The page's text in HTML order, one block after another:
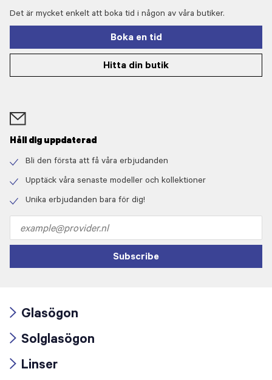
Det är mycket enkelt att boka tid i någon av våra butiker.
Boka en tid
Hitta din butik
Håll dig uppdaterad
icon
Bli den första att få våra erbjudanden
icon
Upptäck våra senaste modeller och kollektioner
Unika erbjudanden bara för dig!
address
Subscribe
icon
Glasögon
icon
Solglasögon
Linser